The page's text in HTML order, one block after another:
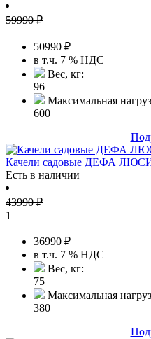
59990₽
50990 ₽
в т.ч. 7 % НДС
Вес, кг:
96
Максимальная
600
Качели садовые ДЕФА
Есть в наличии
43990₽
1
36990 ₽
в т.ч. 7 % НДС
Вес, кг:
75
Максимальная
380